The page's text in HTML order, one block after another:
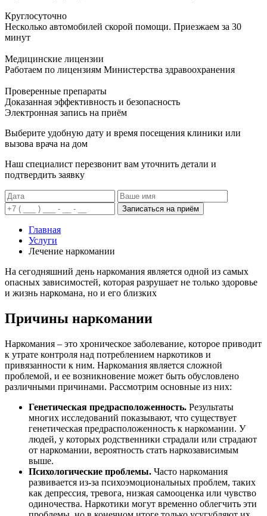
Круглосуточно
Несколько автомобилей скорой помощи. Приезжаем за 30
минут
Медицинские лицензии
Работаем по лицензиям Министерства здравоохранения
Проверенные препараты
Доказанная эффективность и безопасность
Электронная запись на приём
Выберите удобную дату и время посещения клиники или
вызова врача на дом
Наш специалист перезвонит вам уточнить детали и
подтвердить заявку
Записаться на приём
Главная
Услуги
Лечение наркомании
На сегодняшний день наркомания является одной из самых
опасных зависимостей, которая разрушает не только здоровье
и жизнь наркомана, но и его близких
Причины наркомании
Наркомания – это хроническое заболевание, которое приводит
к утрате контроля над потреблением наркотиков и
привязанности к ним. Наркомания является сложной
проблемой, и ее возникновение может быть обусловлено
различными причинами. Рассмотрим основные из них:
Генетическая предрасположенность. Результаты
многих исследований показывают, что существует
генетическая предрасположенность к наркомании. У
людей, у которых родственники страдали или страдают
от наркомании, вероятность стать наркозависимым
выше.
Психологические проблемы. Часто наркомания
развивается из-за психоэмоциональных проблем, таких
как депрессия, тревога, низкая самооценка или чувство
одиночества. Наркотики могут временно облегчить эти